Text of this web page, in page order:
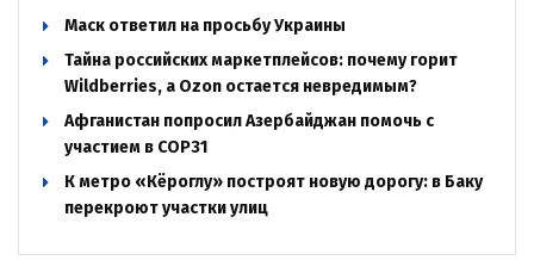
Маск ответил на просьбу Украины
Тайна российских маркетплейсов: почему горит
Wildberries, а Ozon остается невредимым?
Афганистан попросил Азербайджан помочь с
участием в COP31
К метро «Кёроглу» построят новую дорогу: в Баку
перекроют участки улиц